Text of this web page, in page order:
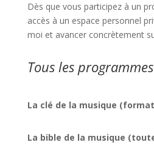
Dès que vous participez à un
accès à un espace personnel
moi et avancer concrètement
Tous les
La clé de la musique
La bible de la musique